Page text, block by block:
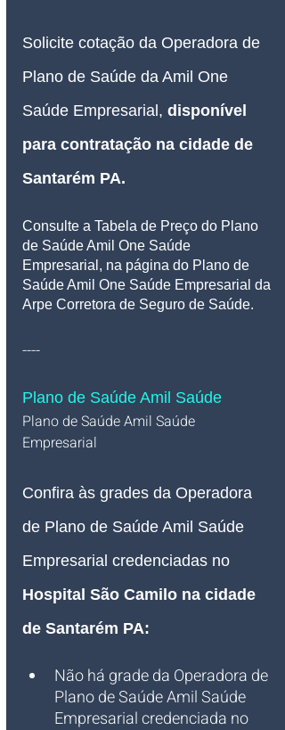
Solicite cotação da Operadora de
Plano de Saúde da Amil One
Saúde Empresarial, disponível
para contratação na cidade de
Santarém PA.
Consulte a Tabela de Preço do Plano
de Saúde Amil One Saúde
Empresarial, na página do Plano de
Saúde Amil One Saúde Empresarial da
Arpe Corretora de Seguro de Saúde.
----
Plano de Saúde Amil Saúde
Plano de Saúde Amil Saúde
Empresarial
Confira às grades da Operadora
de Plano de Saúde Amil Saúde
Empresarial credenciadas no
Hospital São Camilo na cidade
de Santarém PA:
Não há grade da Operadora de
Plano de Saúde Amil Saúde
Empresarial credenciada no